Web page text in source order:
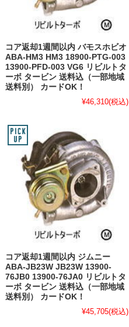
コア返却1週間以内 バモスホビオ
ABA-HM3 HM3 18900-PTG-003
13900-PFD-003 VG6 リビルトタ
ーボ タービン 送料込（一部地域
送料別） カードOK！
¥46,310(税込)
コア返却1週間以内 ジムニー
ABA-JB23W JB23W 13900-
76JB0 13900-76JA0 リビルトタ
ーボ タービン 送料込（一部地域
送料別） カードOK！
¥45,705(税込)